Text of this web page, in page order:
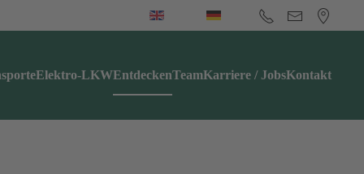
Elektro-LKWEntdeckenTeamKarriere / JobsKontakt